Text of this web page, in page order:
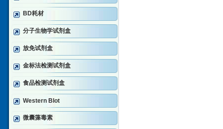
BD耗材
分子生物学试剂盒
放免试剂盒
金标法检测试剂盒
食品检测试剂盒
Western Blot
微囊藻毒素